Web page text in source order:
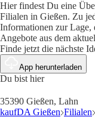
Hier findest Du eine
Filialen in Gießen. Zu
Informationen zur Lage,
Angebote aus dem
Finde jetzt die nächste
App herunterladen
Du bist hier
35390 Gießen, Lahn
kaufDA Gießen Filialen